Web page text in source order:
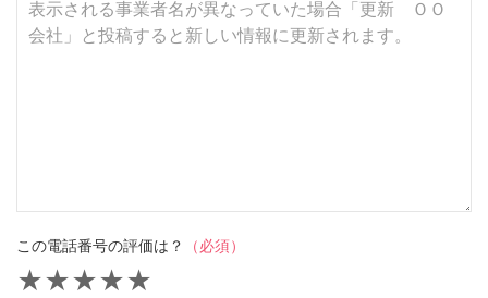
この電話番号の評価は？ （必須）
★
★
★
★
★